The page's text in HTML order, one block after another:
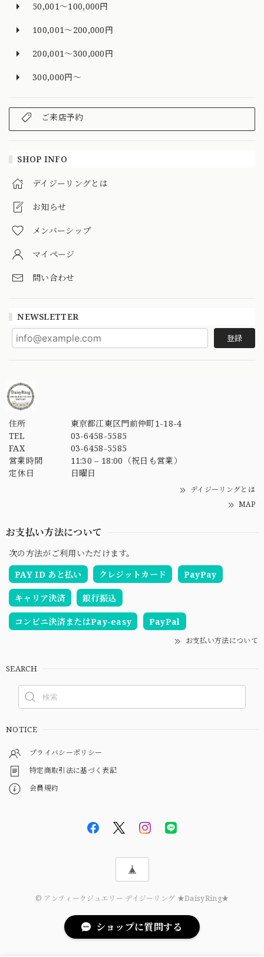
50,001～100,000円
100,001～200,000円
200,001～300,000円
300,000円～
ご来店予約
SHOP INFO
デイジーリングとは
お知らせ
メンバーシップ
マイページ
問い合わせ
NEWSLETTER
登録
住所
東京都江東区門前仲町1-18-4
TEL
03-6458-5585
FAX
03-6458-5585
営業時間
11:30 – 18:00（祝日も営業）
定休日
日曜日
デイジーリングとは
MAP
お支払い方法について
次の方法がご利用いただけます。
PAY ID あと払い
クレジットカード PayPay
キャリア決済 銀行振込
コンビニ決済またはPay-easy PayPal
お支払い方法について
SEARCH
NOTICE
プライバシーポリシー
特定商取引法に基づく表記
会員規約
© アンティークジュエリー デイジーリング ★DaisyRing★
ショップに質問する